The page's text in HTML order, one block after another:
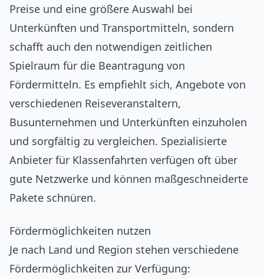
Preise und eine größere Auswahl bei
Unterkünften und Transportmitteln, sondern
schafft auch den notwendigen zeitlichen
Spielraum für die Beantragung von
Fördermitteln. Es empfiehlt sich, Angebote von
verschiedenen Reiseveranstaltern,
Busunternehmen und Unterkünften einzuholen
und sorgfältig zu vergleichen. Spezialisierte
Anbieter für Klassenfahrten verfügen oft über
gute Netzwerke und können maßgeschneiderte
Pakete schnüren.
Fördermöglichkeiten nutzen
Je nach Land und Region stehen verschiedene
Fördermöglichkeiten zur Verfügung: